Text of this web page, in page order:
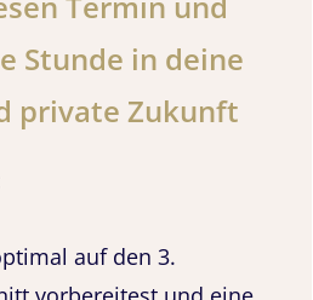
Stunde in deine
private Zukunft
auf den 3.